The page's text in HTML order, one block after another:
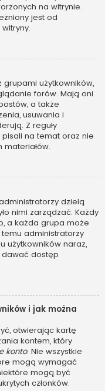
na witrynie.
jest od
użytkowników,
forów. Mają oni
a także
usuwania i
Z reguły
na temat oraz nie
materiałów.
dzielą
nimi zarządzać. Każdy
a każda grupa może
administratorzy
użytkowników naraz,
dostęp
i jak można
otwierając kartę
kontem, który
konto. Nie wszystkie
mogą wymagać
mogą być
członków.